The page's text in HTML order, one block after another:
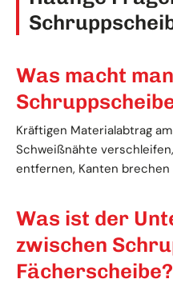
Was macht
Kräftigen Materialabtrag
Schweißnähte
entfernen, Kanten
Was ist der
zwischen
Fächerscheibe?